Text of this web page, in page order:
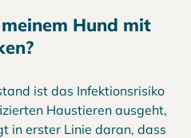
Hund mit
ist das Infektionsrisiko
Haustieren ausgeht,
in erster Linie daran, dass